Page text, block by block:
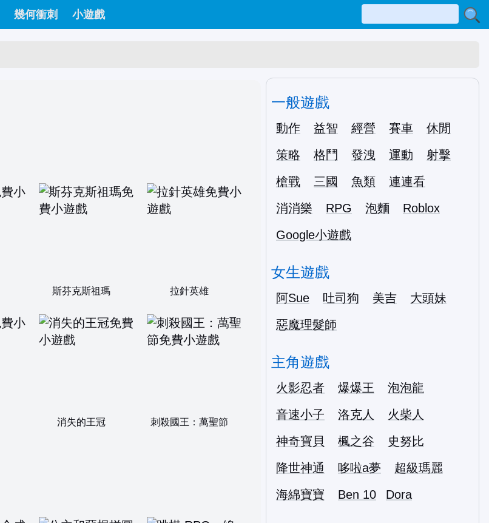
幾何衝刺 小遊戲
斯芬克斯祖瑪 拉針英雄
消失的王冠 刺殺國王：萬聖節
一般遊戲
動作 益智 經營 賽車
休閒
策略
格鬥 發洩 運動
射擊
槍戰
三國 魚類
連連看
消消樂
RPG 泡麵
Roblox
Google小遊戲
女生遊戲
阿Sue 吐司狗 美吉
大頭妹
惡魔理髮師
主角遊戲
火影忍者 爆爆王
泡泡龍
音速小子
洛克人
火柴人
神奇寶貝
楓之谷
史努比
降世神通
哆啦a夢
超級瑪麗
海綿寶寶
Ben 10 Dora